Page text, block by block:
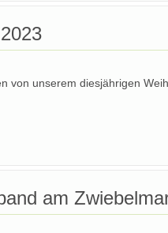
von unserem diesjährigen
am